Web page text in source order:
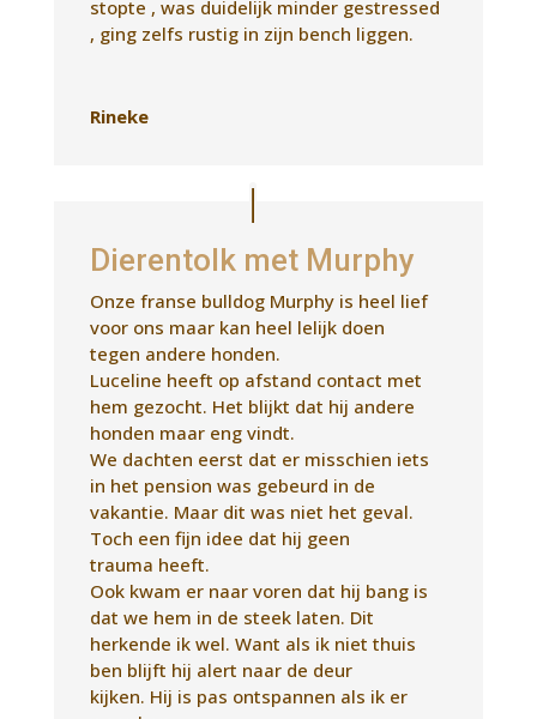
Dierentolk met Murphy
tegen andere honden.
honden maar eng vindt.
We dachten eerst dat er misschien iets
in het pension was gebeurd in de
vakantie. Maar dit was niet het geval.
Toch een fijn idee dat hij geen
trauma heeft.
Ook kwam er naar voren dat hij bang is
dat we hem in de steek laten. Dit
herkende ik wel. Want als ik niet thuis
ben blijft hij alert naar de deur
kijken. Hij is pas ontspannen als ik er
weer ben.
Het fijne was dat we onze hond echt
herkenden in het verhaal wat Luceline
had
opgeschreven.
Bettina